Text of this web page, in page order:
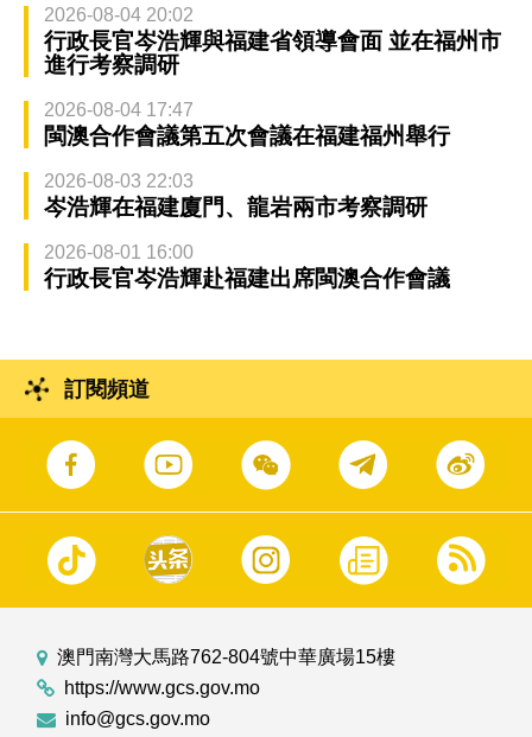
2026-08-04 20:02
行政長官岑浩輝與福建省領導會面 並在福州市
進行考察調研
2026-08-04 17:47
閩澳合作會議第五次會議在福建福州舉行
2026-08-03 22:03
岑浩輝在福建廈門、龍岩兩市考察調研
2026-08-01 16:00
行政長官岑浩輝赴福建出席閩澳合作會議
訂閱頻道
澳門南灣大馬路762-804號中華廣場15樓
https://www.gcs.gov.mo
info@gcs.gov.mo